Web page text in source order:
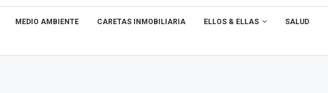
MEDIO AMBIENTE CARETAS INMOBILIARIA ELLOS & ELLAS SALUD